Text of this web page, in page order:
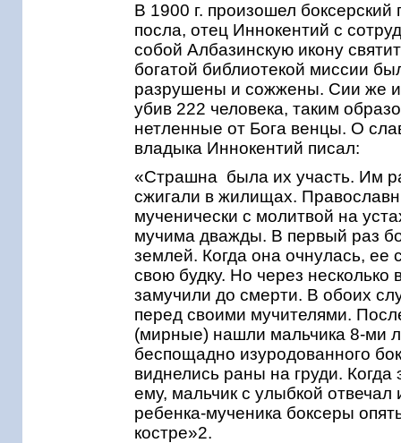
В 1900 г. произошел боксерский
посла, отец Иннокентий с
собой Албазинскую икону
богатой библиотекой миссии
разрушены и сожжены. Сии же и
убив 222 человека, таким
нетленные от Бога венцы. О
владыка Иннокентий писал:
«Страшна была их участь. Им
сжигали в жилищах.
мученически с молитвой на
мучима дважды. В первый раз
землей. Когда она очнулась,
свою будку. Но через
замучили до смерти. В обоих
перед своими мучителями.
(мирные) нашли мальчика 8-ми
беспощадно изуродованного
виднелись раны на груди.
ему, мальчик с улыбкой
ребенка-мученика боксеры
костре»2.